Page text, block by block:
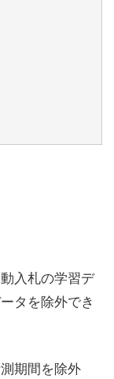
入札の学習デ
タを除外でき
期間を除外